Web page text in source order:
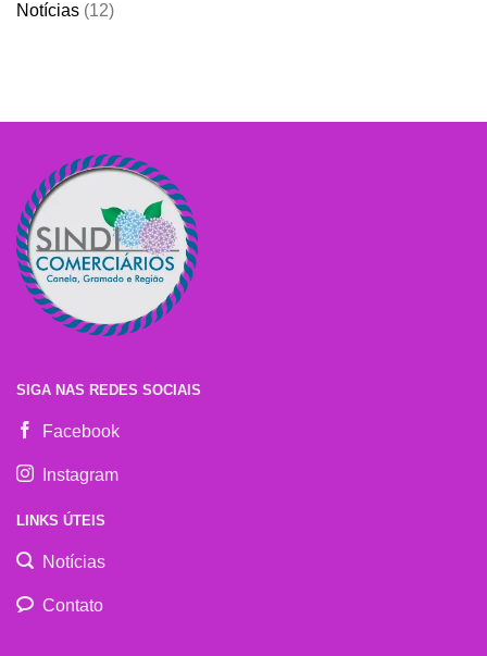
Notícias (12)
SIGA NAS REDES SOCIAIS
Facebook
Instagram
LINKS ÚTEIS
Notícias
Contato